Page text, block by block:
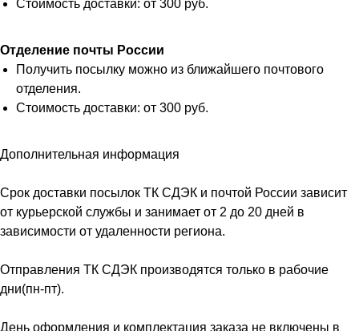
Стоимость доставки: от 300 руб.
Отделение почты России
Получить посылку можно из ближайшего почтового
отделения.
Стоимость доставки: от 300 руб.
Дополнительная информация
Срок доставки посылок ТК СДЭК и почтой России зависит
от курьерской службы и занимает от 2 до 20 дней в
зависимости от удаленности региона.
Отправления ТК СДЭК производятся только в рабочие
дни(пн-пт).
День оформления и комплектация заказа не включены в